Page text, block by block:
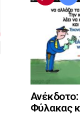
Φύλακας